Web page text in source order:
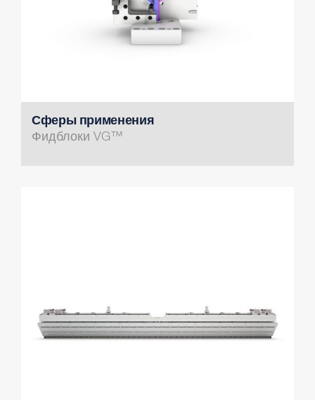
Сферы применения
Фидблоки VG™